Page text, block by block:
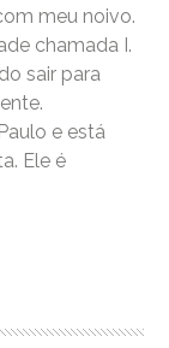
meu noivo.
chamada I.
sair para
e está
Ele é